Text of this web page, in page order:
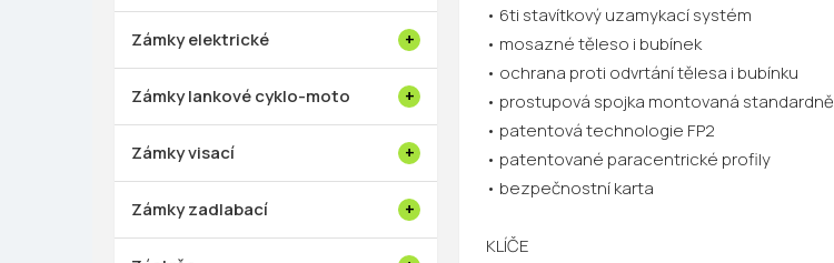
Zámky elektrické
Zámky lankové cyklo-moto
Zámky visací
Zámky zadlabací
• 6ti stavítkový uzamykací systém
• mosazné těleso i bubínek
• ochrana proti odvrtání tělesa i bubínku
• prostupová spojka montovaná standardně
• patentová technologie FP2
• patentované paracentrické profily
• bezpečnostní karta
KLÍČE